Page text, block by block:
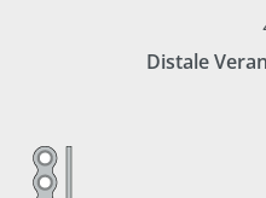
Distale